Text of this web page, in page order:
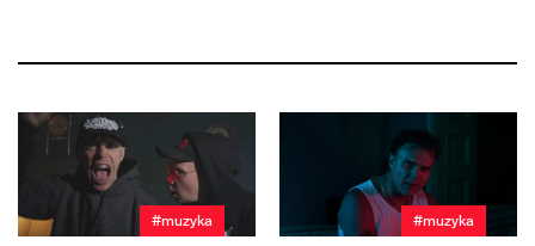
#muzyka #muzyka